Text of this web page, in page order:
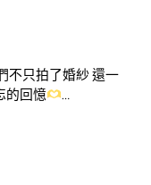
不只拍了婚紗 還一
的回憶
…